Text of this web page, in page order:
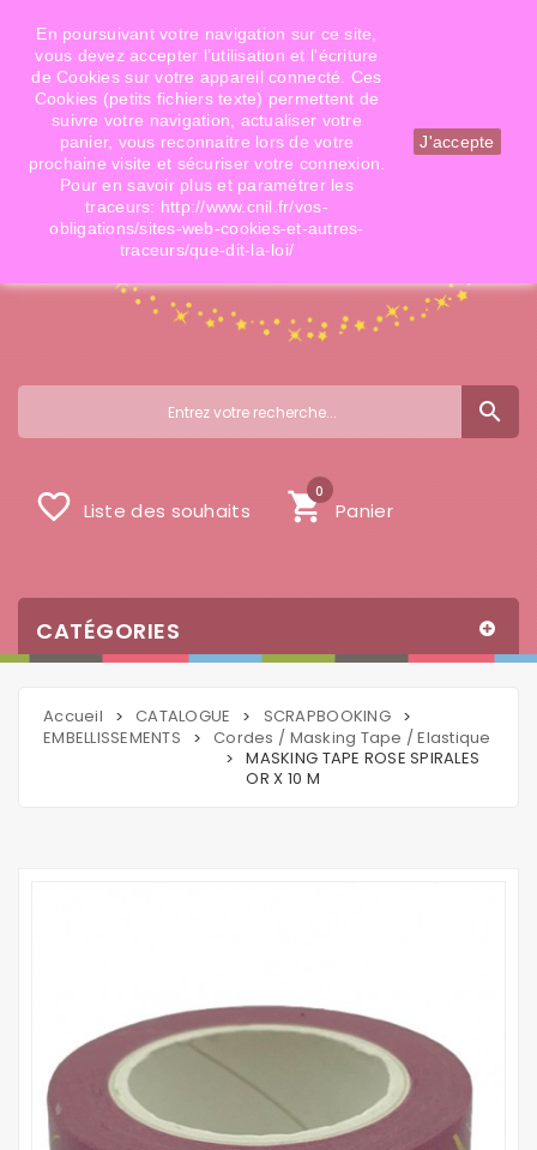
Téléphone: 06 09 14 02 79 Email: info@doigtsdefees.com
Mon compte
search
shopping_cart Panier
0
favorite_border Liste des souhaits
CATÉGORIES
Accueil > CATALOGUE > SCRAPBOOKING >
EMBELLISSEMENTS
> Cordes / Masking Tape / Elastique
>
MASKING TAPE ROSE SPIRALES
OR X 10 M
En poursuivant votre navigation sur ce site,
vous devez accepter l’utilisation et l'écriture
de Cookies sur votre appareil connecté. Ces
Cookies (petits fichiers texte) permettent de
suivre votre navigation, actualiser votre
panier, vous reconnaitre lors de votre
prochaine visite et sécuriser votre connexion.
Pour en savoir plus et paramétrer les
traceurs: http://www.cnil.fr/vos-
obligations/sites-web-cookies-et-autres-
traceurs/que-dit-la-loi/
J'accepte